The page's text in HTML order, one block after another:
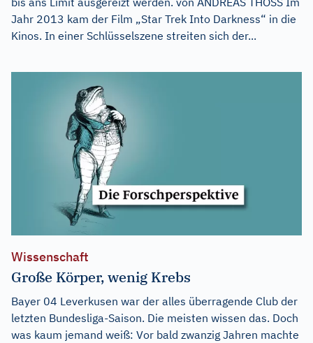
Jahr 2013 kam der Film „Star Trek Into Darkness“ in die
Kinos. In einer Schlüsselszene streiten sich der...
Wissenschaft
Große Körper, wenig Krebs
Bayer 04 Leverkusen war der alles überragende Club der
letzten Bundesliga-Saison. Die meisten wissen das. Doch
was kaum jemand weiß: Vor bald zwanzig Jahren machte